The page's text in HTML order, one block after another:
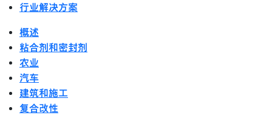
行业解决方案
概述
粘合剂和密封剂
农业
汽车
建筑和施工
复合改性